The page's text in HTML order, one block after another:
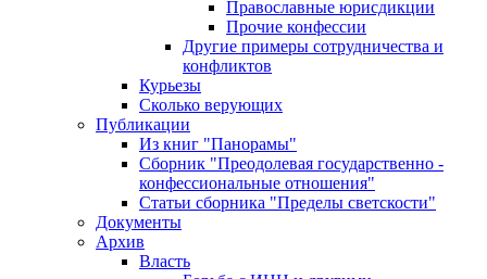
Православные юрисдикции
Прочие конфессии
Другие примеры сотрудничества и
конфликтов
Курьезы
Сколько верующих
Публикации
Из книг "Панорамы"
Сборник "Преодолевая государственно -
конфессиональные отношения"
Статьи сборника "Пределы светскости"
Документы
Архив
Власть